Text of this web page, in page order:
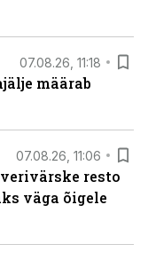
07.08.26, 11:18
määrab
07.08.26, 11:06
resto
väga õigele